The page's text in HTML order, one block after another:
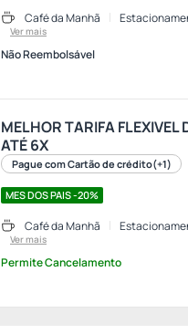
Café da Manhã
Ver mais
Não Reembolsável
MELHOR TARIFA FLEXIVEL
ATÉ 6X
Pague com Cartão de crédito(+1)
MES DOS PAIS -20%
Café da Manhã
Ver mais
Permite Cancelamento